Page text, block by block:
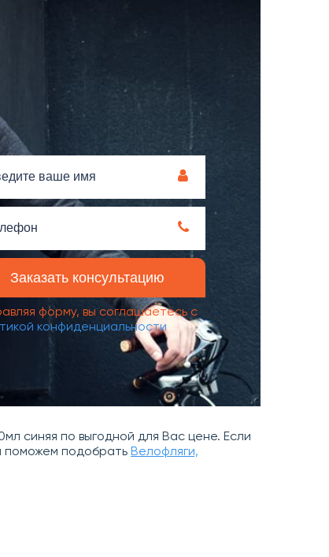
форму, вы соглашаетесь с
конфиденциальности
синяя по выгодной для Вас цене. Если
поможем подобрать Велофляги,